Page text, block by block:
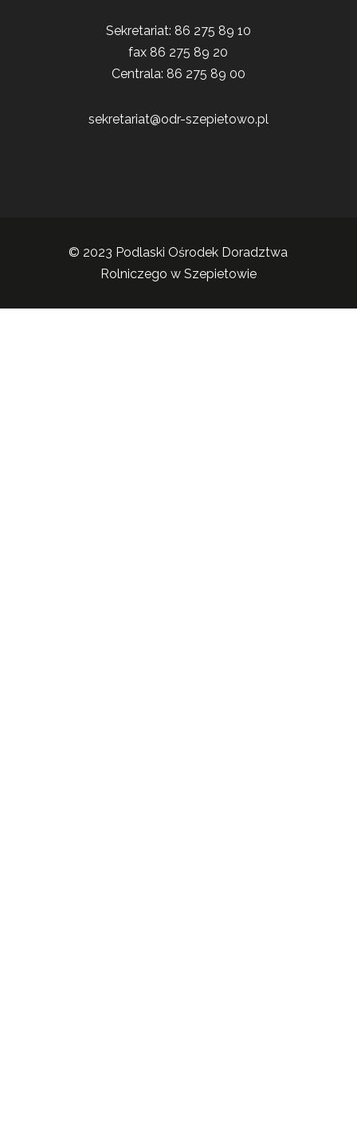
Sekretariat: 86 275 89 10
fax 86 275 89 20
Centrala: 86 275 89 00
sekretariat@odr-szepietowo.pl
© 2023 Podlaski Ośrodek Doradztwa
Rolniczego w Szepietowie